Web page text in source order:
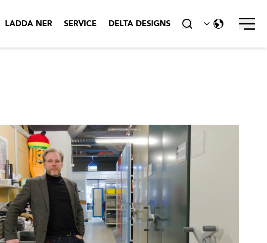
LADDA NER SERVICE DELTA DESIGNS Stäng ner